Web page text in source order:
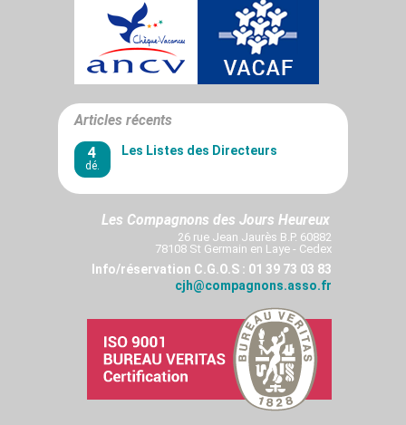
Articles récents
4
dé.
Les Listes des Directeurs
Les Compagnons des Jours Heureux
26 rue Jean Jaurès B.P. 60882
78108 St Germain en Laye - Cedex
Info/réservation C.G.O.S : 01 39 73 03 83
cjh@compagnons.asso.fr